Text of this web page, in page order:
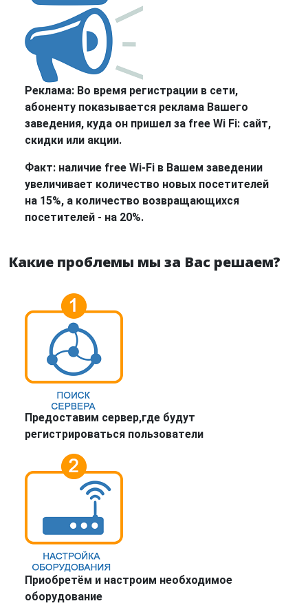
Реклама: Во время регистрации в сети,
абоненту показывается реклама Вашего
заведения, куда он пришел за free Wi Fi: сайт,
скидки или акции.
Факт: наличие free Wi-Fi в Вашем заведении
увеличивает количество новых посетителей
на 15%, а количество возвращающихся
посетителей - на 20%.
Какие проблемы мы за Вас решаем?
Предоставим сервер,где будут
регистрироваться пользователи
Приобретём и настроим необходимое
оборудование